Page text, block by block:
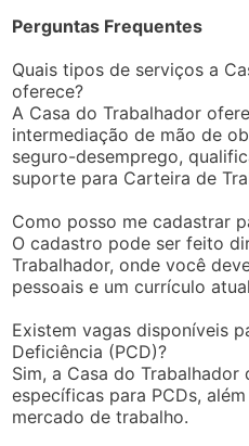
Perguntas Frequentes
Quais tipos de serviços a
oferece?
A Casa do Trabalhador
intermediação de mão de
seguro-desemprego,
suporte para Carteira de
Como posso me cadastrar
O cadastro pode ser feito
Trabalhador, onde você
pessoais e um currículo
Existem vagas disponíveis
Deficiência (PCD)?
Sim, a Casa do
específicas para PCDs,
mercado de trabalho.